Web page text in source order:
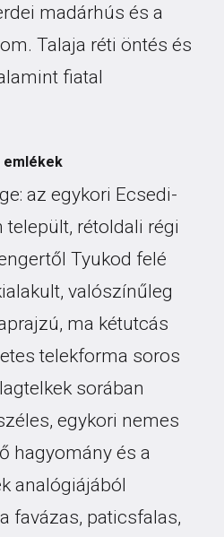
madárhús és a
Talaja réti öntés és
fiatal
emlékek
az egykori Ecsedi-
települt, rétoldali régi
Tyukod felé
valószínűleg
ma kétutcás
telekforma soros
sorában
egykori nemes
hagyomány és a
analógiájából
favázas, paticsfalas,